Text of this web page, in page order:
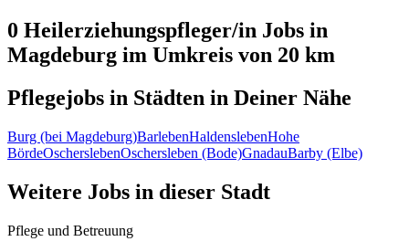
0 Heilerziehungspfleger/in Jobs in
Magdeburg im Umkreis von 20 km
Pflegejobs in Städten in Deiner Nähe
Burg (bei Magdeburg)BarlebenHaldenslebenHohe
BördeOscherslebenOschersleben (Bode)GnadauBarby (Elbe)
Weitere Jobs in dieser Stadt
Pflege und Betreuung